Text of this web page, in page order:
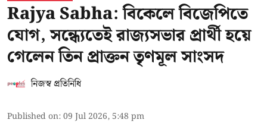
Rajya Sabha: বিকেলে বিজেপিতে
যোগ, সন্ধ্যেতেই রাজ্যসভার প্রার্থী হয়ে
গেলেন তিন প্রাক্তন তৃণমূল সাংসদ
নিজস্ব প্রতিনিধি
Published on:09 Jul 2026, 5:48 pm